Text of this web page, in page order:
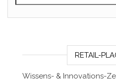
RETAIL-
Wissens- & Innovations-